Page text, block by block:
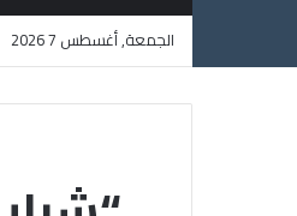
الجمعة, أغسطس 7 2026